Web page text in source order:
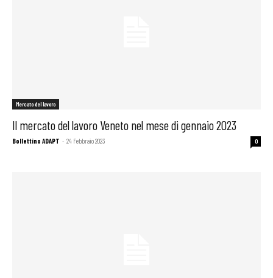
Mercato del lavoro
Il mercato del lavoro Veneto nel mese di gennaio 2023
Bollettino ADAPT - 24 Febbraio 2023 0